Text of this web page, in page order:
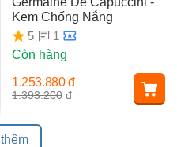
Kem Chống Nắng
5
1
Còn hàng
1.393.200 đ
1.253.880 đ